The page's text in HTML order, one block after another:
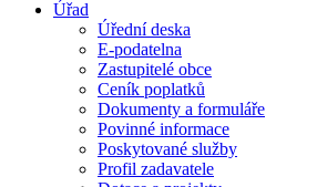
Úřad
Úřední deska
E-podatelna
Zastupitelé obce
Ceník poplatků
Dokumenty a formuláře
Povinné informace
Poskytované služby
Profil zadavatele